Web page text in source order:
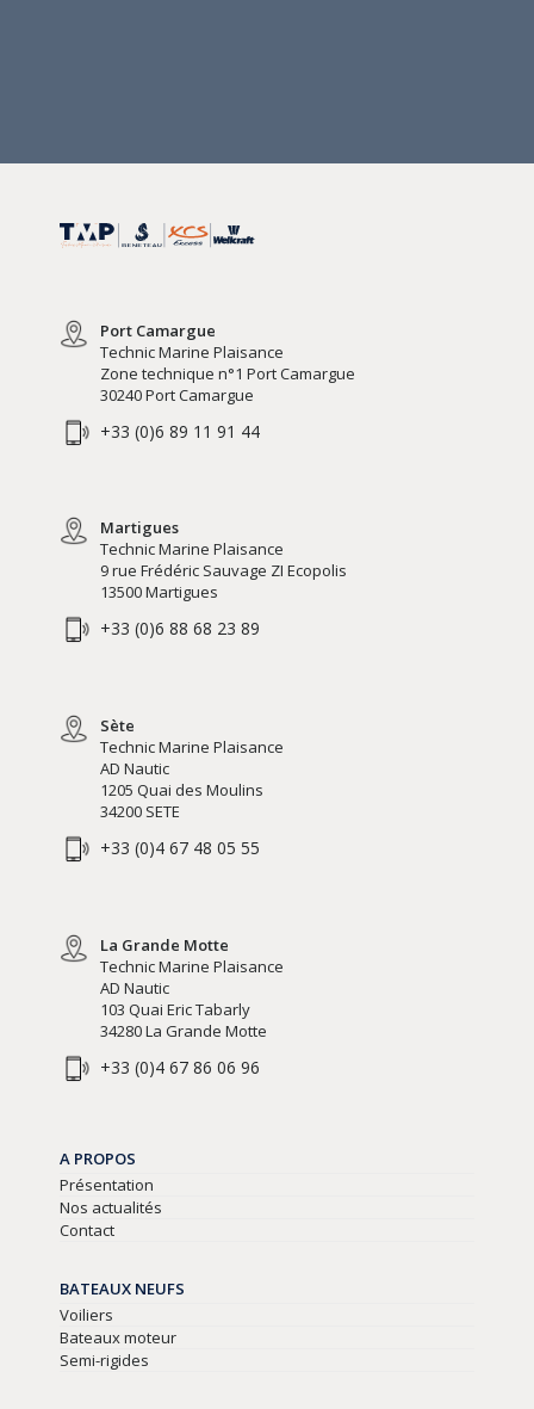
Port Camargue
Technic Marine Plaisance
Zone technique n°1 Port Camargue
30240 Port Camargue
+33 (0)6 89 11 91 44
Martigues
Technic Marine Plaisance
9 rue Frédéric Sauvage ZI Ecopolis
13500 Martigues
+33 (0)6 88 68 23 89
Sète
Technic Marine Plaisance
AD Nautic
1205 Quai des Moulins
34200 SETE
+33 (0)4 67 48 05 55
La Grande Motte
Technic Marine Plaisance
AD Nautic
103 Quai Eric Tabarly
34280 La Grande Motte
+33 (0)4 67 86 06 96
A PROPOS
Présentation
Nos actualités
Contact
BATEAUX NEUFS
Voiliers
Bateaux moteur
Semi-rigides